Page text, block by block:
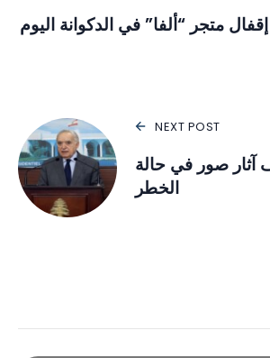
إقفال متجر “ألفا” في الدكوانة اليوم
NEXT POST
آثار صور في حالة
الخطر